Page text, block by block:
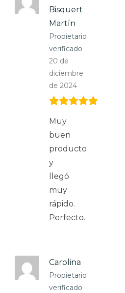
Bisquert
Martín
Propietario
verificado
20 de
diciembre
de 2024
Muy
buen
producto
y
llegó
muy
rápido.
Perfecto.
Carolina
Propietario
verificado